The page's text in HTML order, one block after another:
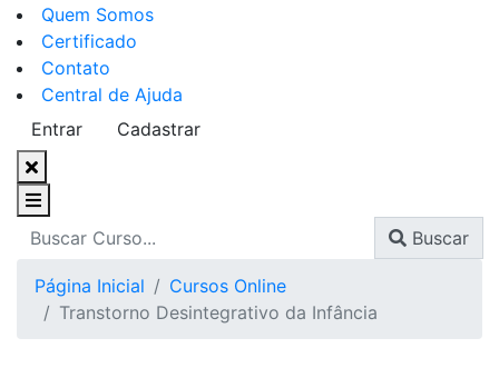
Quem Somos
Certificado
Contato
Central de Ajuda
Entrar
Cadastrar
Buscar
Página Inicial
Cursos Online
Transtorno Desintegrativo da Infância